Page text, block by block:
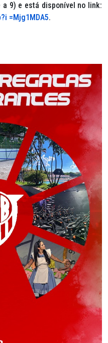
9) e está disponível no link:
=Mjg1MDA5.